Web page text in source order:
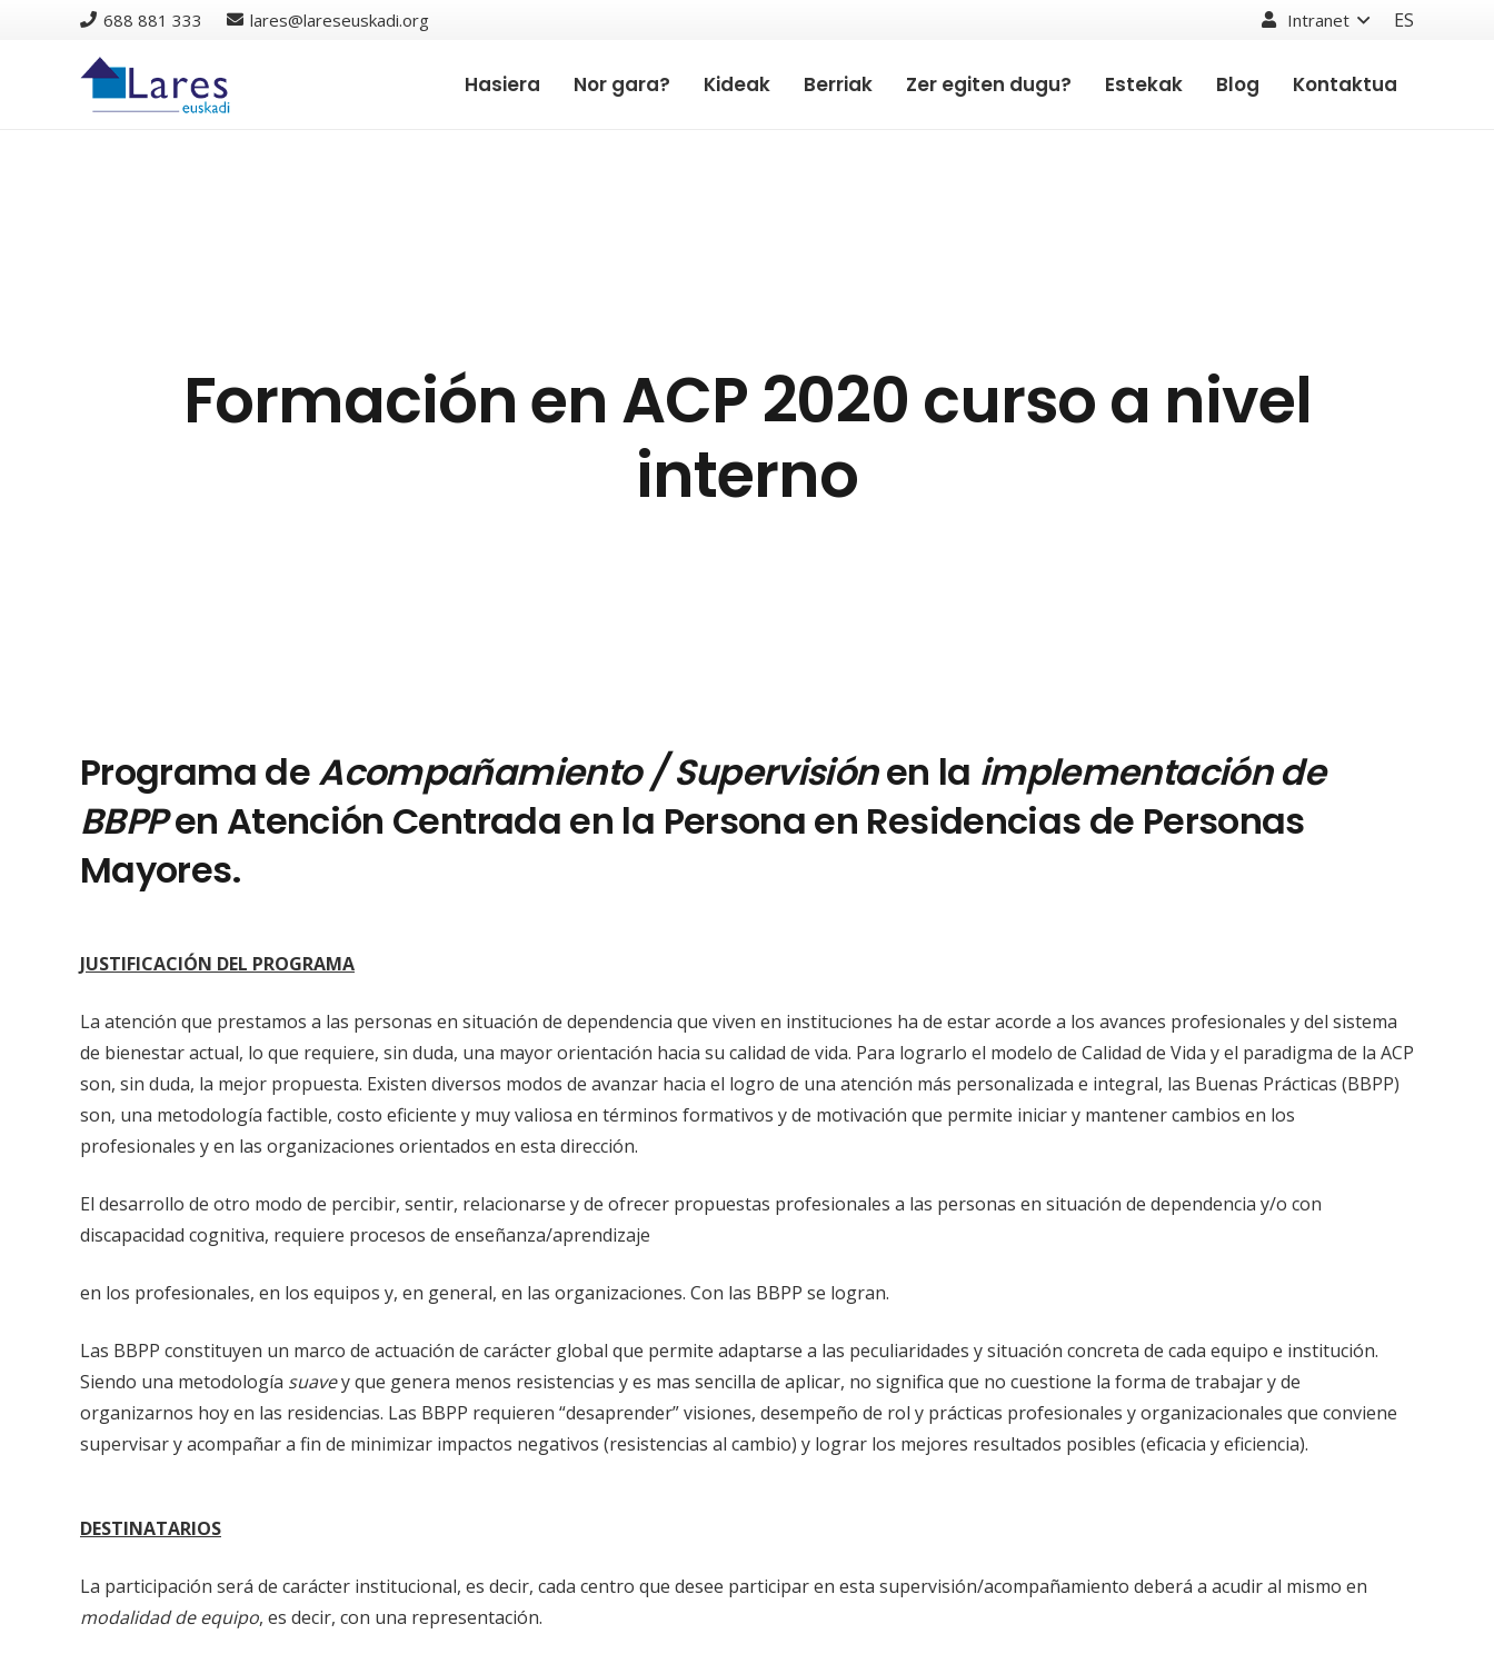
688 881 333 lares@lareseuskadi.org Intranet ES
Hasiera Nor gara? Kideak Berriak Zer egiten dugu? Estekak Blog Kontaktua
Formación en ACP 2020 curso a nivel
interno
Programa deAcompañamiento / Supervisiónen la implementación de
BBPPen Atención Centrada en la Persona en Residencias de Personas
Mayores.
JUSTIFICACIÓN DEL PROGRAMA
La atención que prestamos a las personas en situación de dependencia que viven en instituciones ha de estar acorde a los avances profesionales y del sistema
de bienestar actual, lo que requiere, sin duda, una mayor orientación hacia su calidad de vida. Para lograrlo el modelo de Calidad de Vida y el paradigma de la ACP
son, sin duda, la mejor propuesta. Existen diversos modos de avanzar hacia el logro de una atención más personalizada e integral, las Buenas Prácticas (BBPP)
son, una metodología factible, costo eficiente y muy valiosa en términos formativos y de motivación que permite iniciar y mantener cambios en los
profesionales y en las organizaciones orientados en esta dirección.
El desarrollo de otro modo de percibir, sentir, relacionarse y de ofrecer propuestas profesionales a las personas en situación de dependencia y/o con
discapacidad cognitiva, requiere procesos de enseñanza/aprendizaje
en los profesionales, en los equipos y, en general, en las organizaciones. Con las BBPP se logran.
Las BBPP constituyen un marco de actuación de carácter global que permite adaptarse a las peculiaridades y situación concreta de cada equipo e institución.
Siendo una metodología suavey que genera menos resistencias y es mas sencilla de aplicar, no significa que no cuestione la forma de trabajar y de
organizarnos hoy en las residencias. Las BBPP requieren “desaprender” visiones, desempeño de rol y prácticas profesionales y organizacionales que conviene
supervisar y acompañar a fin de minimizar impactos negativos (resistencias al cambio) y lograr los mejores resultados posibles (eficacia y eficiencia).
DESTINATARIOS
La participación será de carácter institucional, es decir, cada centro que desee participar en esta supervisión/acompañamiento deberá a acudir al mismo en
modalidad de equipo, es decir, con una representación.